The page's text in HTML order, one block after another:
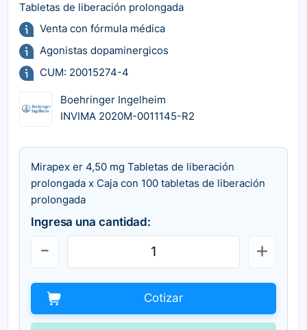
Tabletas de liberación prolongada
Venta con fórmula médica
Agonistas dopaminergicos
CUM: 20015274-4
Boehringer Ingelheim
INVIMA 2020M-0011145-R2
Mirapex er 4,50 mg Tabletas de liberación
prolongada x Caja con 100 tabletas de liberación
prolongada
Ingresa una cantidad:
Cotizar